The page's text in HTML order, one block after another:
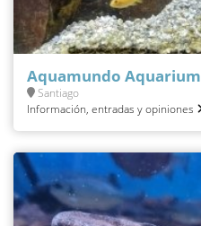
Aquamundo Aquarium
Santiago
Información, entradas y opiniones